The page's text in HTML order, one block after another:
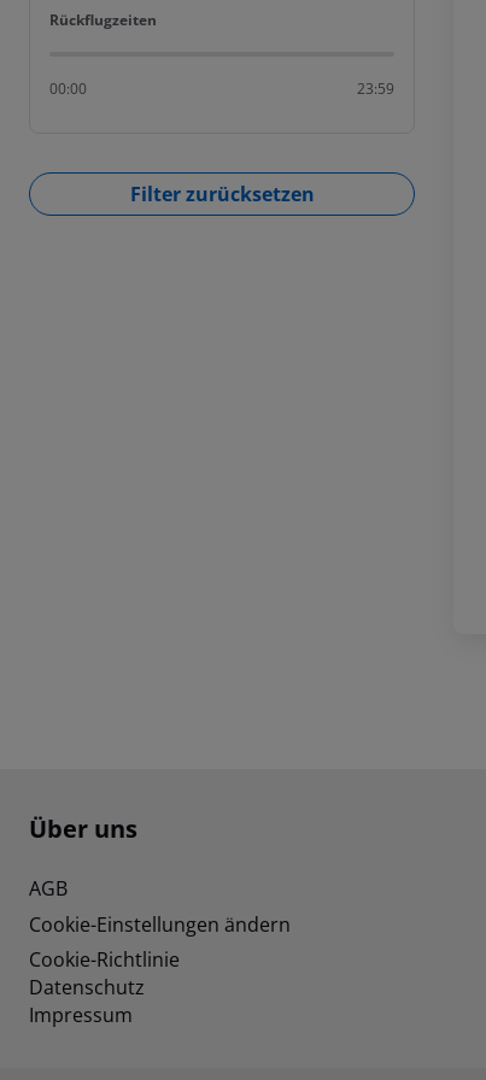
Rückflugzeiten
Rückflugzeiten
00:00 23:59
Filter zurücksetzen
Footer navigation
Über uns
AGB
Cookie-Einstellungen ändern
Cookie-Richtlinie
Datenschutz
Impressum